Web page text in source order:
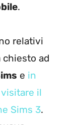
.
relativi
chiesto ad
e in
il
Sims 3.